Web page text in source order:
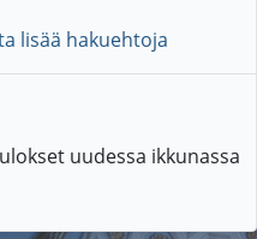
lisää hakuehtoja
uudessa ikkunassa